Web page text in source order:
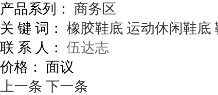
产品系列： 商务区
关 键 词： 橡胶鞋底 运动休闲鞋底
联 系 人： 伍达志
价格： 面议
上一条 下一条